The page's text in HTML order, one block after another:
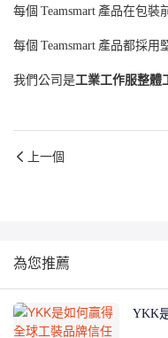
每個 Teamsmart 產品在包
每個 Teamsmart 產品都採用
我們公司是工業工作服整體
上一個
為您推薦
YKK